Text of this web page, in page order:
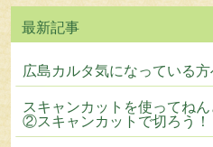
広島カルタ気になっている方
スキャンカットを使ってね
②スキャンカットで切ろう！